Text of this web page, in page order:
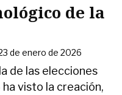
de la
de enero de 2026
de las elecciones
visto la creación,